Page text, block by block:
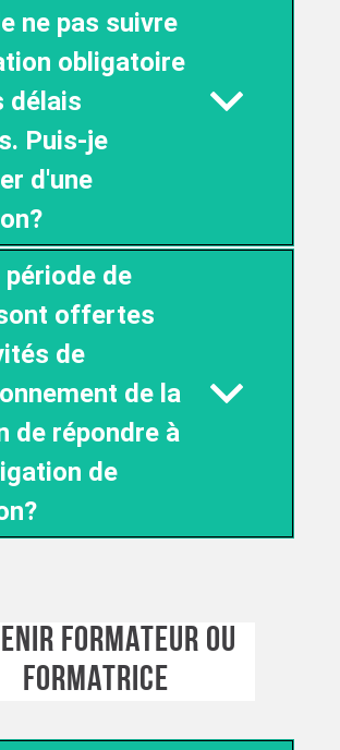
ne pas suivre
obligatoire
délais
Puis-je
d'une
de
sont offertes
de
de la
de répondre à
de
FORMATEUR OU
FORMATRICE